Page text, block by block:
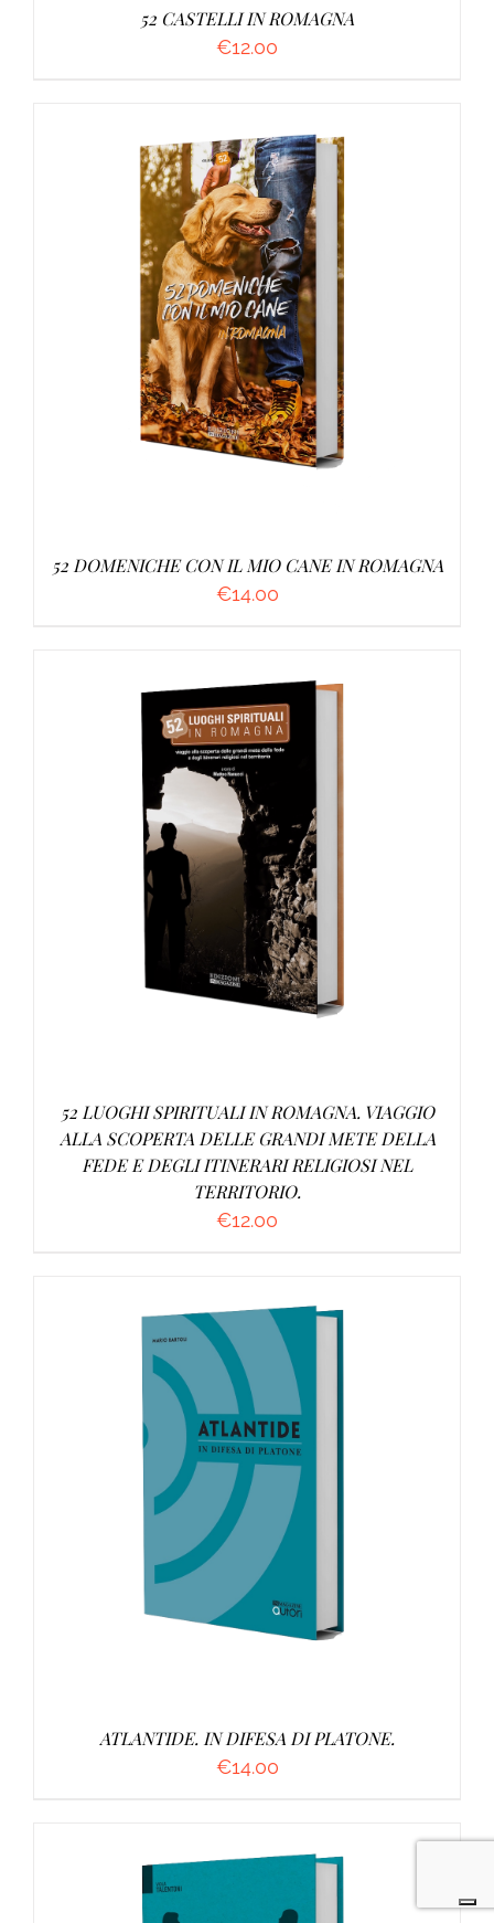
52 CASTELLI IN ROMAGNA
€12.00
AGGIUNGI AL CARRELLO /
52 DOMENICHE CON IL MIO CANE IN ROMAGNA
€14.00
AGGIUNGI AL CARRELLO /
52 LUOGHI SPIRITUALI IN ROMAGNA. VIAGGIO
ALLA SCOPERTA DELLE GRANDI METE DELLA
FEDE E DEGLI ITINERARI RELIGIOSI NEL
TERRITORIO.
€12.00
AGGIUNGI AL CARRELLO /
ATLANTIDE. IN DIFESA DI PLATONE.
€14.00